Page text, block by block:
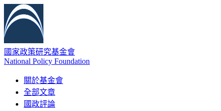
國家政策研究基金會
National Policy Foundation
關於基金會
全部文章
國政評論